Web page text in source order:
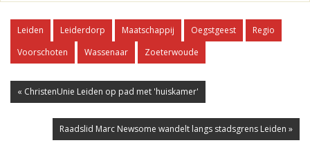
Leiden Leiderdorp Maatschappij Oegstgeest
Regio
Voorschoten
Wassenaar Zoeterwoude
« ChristenUnie Leiden op pad met 'huiskamer'
Raadslid Marc Newsome wandelt langs stadsgrens Leiden »